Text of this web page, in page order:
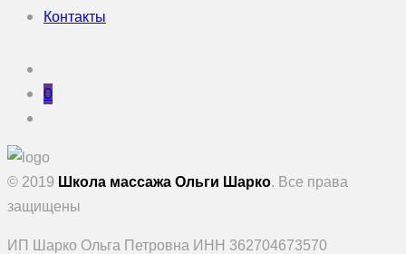
Контакты
0
© 2019 Школа массажа Ольги Шарко. Все права
защищены
ИП Шарко Ольга Петровна ИНН 362704673570